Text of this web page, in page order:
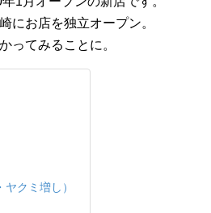
にお店を独立オープン。
ってみることに。
クミ増し）